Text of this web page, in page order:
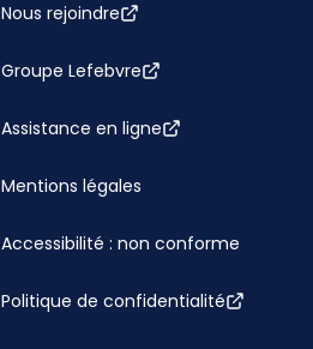
Nous rejoindre
Groupe Lefebvre
Assistance en ligne
Mentions légales
Accessibilité : non conforme
Politique de confidentialité